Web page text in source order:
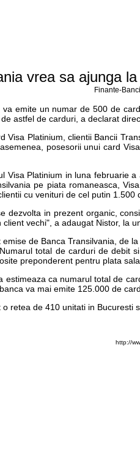
vrea sa ajunga
Finante-
va emite un numar de 500 de
astfel de carduri, a declarat
Visa Platinium, clientii Bancii
posesorii unui card
Visa Platinium in luna februarie
pe piata romaneasca,
cu venituri de cel putin 1.500
dezvolta in prezent organic,
vechi", a adaugat Nistor, la
de Banca Transilvania, de
total de carduri de debit
preponderent pentru plata
estimeaza ca numarul total de
va mai emite 125.000 de
retea de 410 unitati in Bucuresti
http://